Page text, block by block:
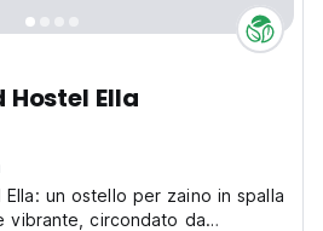
Ella
un ostello per zaino in spalla
vibrante, circondato da